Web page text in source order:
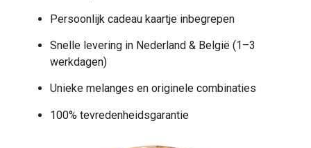
Persoonlijk cadeau kaartje inbegrepen
Snelle levering in Nederland & België (1–3
werkdagen)
Unieke melanges en originele combinaties
100% tevredenheidsgarantie